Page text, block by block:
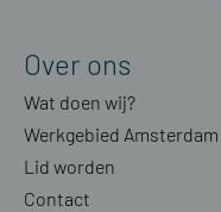
Over ons
Wat doen wij?
Werkgebied
Lid worden
Contact